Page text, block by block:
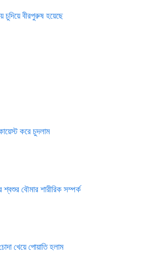
চুদিয়ে বীরপুরুষ হয়েছে
করে চুদলাম
বৌমার শারীরিক সম্পর্ক
খেয়ে পোয়াতি হলাম